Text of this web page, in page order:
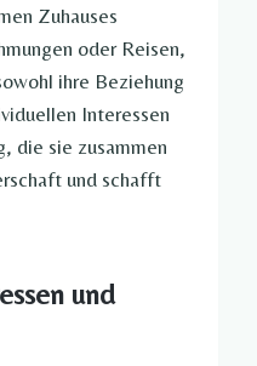
Zuhauses
oder Reisen,
ihre Beziehung
Interessen
die sie zusammen
und schafft
und